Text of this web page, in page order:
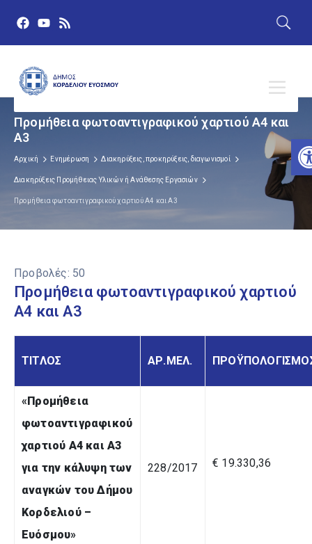
Προμήθεια φωτοαντιγραφικού χαρτιού Α4 και
Α3
Αρχική Ενημέρωση Διακηρύξεις, προκηρύξεις, διαγωνισμοί
Διακηρύξεις Προμήθειας Υλικών ή Ανάθεσης Εργασιών
Προμήθεια φωτοαντιγραφικού χαρτιού Α4 και Α3
Προβολές: 50
Προμήθεια φωτοαντιγραφικού χαρτιού
Α4 και Α3
ΤΙΤΛΟΣ ΑΡ.ΜΕΛ.
«Προμήθεια
φωτοαντιγραφικού
χαρτιού Α4 και Α3
για την κάλυψη των
αναγκών του Δήμου
Κορδελιού –
Ευόσμου»
228/2017 € 19.330,36